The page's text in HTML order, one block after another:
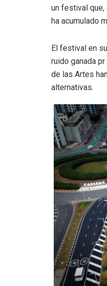
un festival que,
ha acumulado
El festival en
ruido ganada
de las Artes
alternativas.